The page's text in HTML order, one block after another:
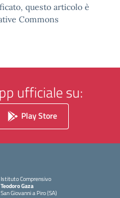
questo articolo è
Commons
ufficiale su:
Play Store
Istituto Comprensivo
Teodoro Gaza
San Giovanni a Piro (SA)